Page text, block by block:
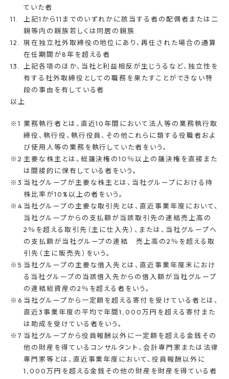
ていた者
上記1から11までのいずれかに該当する者の配偶者または二
親等内の親族若しくは同居の親族
現在独立社外取締役の地位にあり、再任された場合の通算
在任期間が8年を超える者
上記各項のほか、当社と利益相反が生じうるなど、独立性を
有する社外取締役としての職務を果たすことができない特
段の事由を有している者
以上
業務執行者とは、直近10年間において法人等の業務執行取
締役、執行役、執行役員、その他これらに類する役職者およ
び使用人等の業務を執行していた者をいう。
主要な株主とは、総議決権の10％以上の議決権を直接また
は間接的に保有している者をいう。
当社グループが主要な株主とは、当社グループにおける持
株比率が10%以上の者をいう。
当社グループの主要な取引先とは、直近事業年度において、
当社グループからの支払額が当該取引先の連結売上高の
2％を超える取引先（主に仕入先）、または、当社グループへ
の支払額が当社グループの連結 売上高の2％を超える取
引先（主に販売先）をいう。
当社グループの主要な借入先とは、直近事業年度末におけ
る当社グループの当該借入先からの借入額が当社グループ
の連結総資産の2％を超える者をいう。
当社グループから一定額を超える寄付を受けている者とは、
直近3事業年度の平均で年間1,000万円を超える寄付また
は助成を受けている者をいう。
当社グループから役員報酬以外に一定額を超える金銭その
他の財産を得ているコンサルタント、会計専門家または法律
専門家等とは、直近事業年度において、役員報酬以外に
1,000万円を超える金銭その他の財産を財産を得ている者